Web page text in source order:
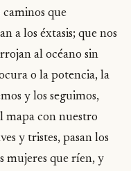
que
a los éxtasis; que nos
al océano sin
o la potencia, la
y los seguimos,
mapa con nuestro
y tristes, pasan los
mujeres que ríen, y